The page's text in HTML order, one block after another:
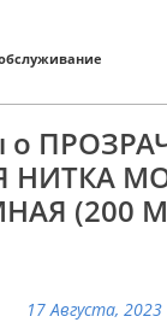
о
(200
17 Августа, 2023